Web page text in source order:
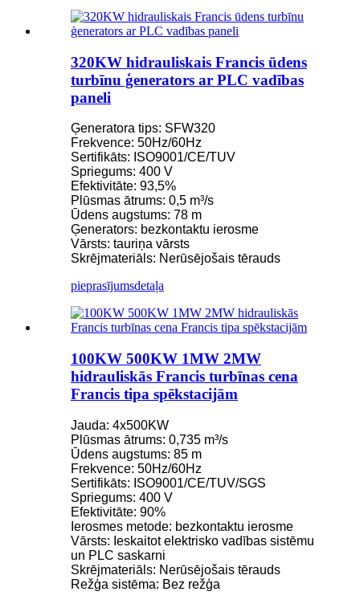
320KW hidrauliskais Francis ūdens
turbīnu ģenerators ar PLC vadības
paneli
Ģeneratora tips: SFW320
Frekvence: 50Hz/60Hz
Sertifikāts: ISO9001/CE/TUV
Spriegums: 400 V
Efektivitāte: 93,5%
Plūsmas ātrums: 0,5 m³/s
Ūdens augstums: 78 m
Ģenerators: bezkontaktu ierosme
Vārsts: tauriņa vārsts
Skrējmateriāls: Nerūsējošais tērauds
pieprasījumsdetaļa
100KW 500KW 1MW 2MW
hidrauliskās Francis turbīnas cena
Francis tipa spēkstacijām
Jauda: 4x500KW
Plūsmas ātrums: 0,735 m³/s
Ūdens augstums: 85 m
Frekvence: 50Hz/60Hz
Sertifikāts: ISO9001/CE/TUV/SGS
Spriegums: 400 V
Efektivitāte: 90%
Ierosmes metode: bezkontaktu ierosme
Vārsts: Ieskaitot elektrisko vadības sistēmu
un PLC saskarni
Skrējmateriāls: Nerūsējošais tērauds
Režģa sistēma: Bez režģa